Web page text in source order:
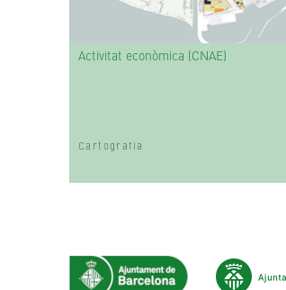
Activitat econòmica (CNAE)
Cartografia